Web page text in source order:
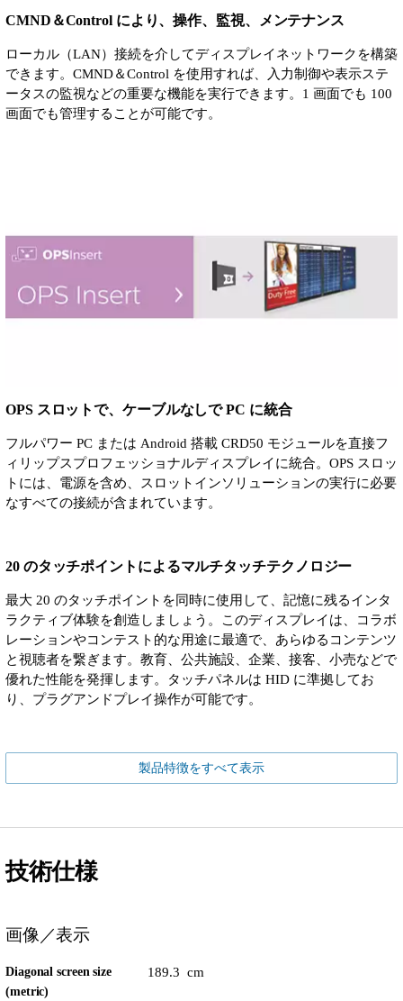
CMND＆Control により、操作、監視、メンテナンス
ローカル（LAN）接続を介してディスプレイネットワークを構築
できます。CMND＆Control を使用すれば、入力制御や表示ステ
ータスの監視などの重要な機能を実行できます。1 画面でも 100
画面でも管理することが可能です。
OPS スロットで、ケーブルなしで PC に統合
フルパワー PC または Android 搭載 CRD50 モジュールを直接フ
ィリップスプロフェッショナルディスプレイに統合。OPS スロッ
トには、電源を含め、スロットインソリューションの実行に必要
なすべての接続が含まれています。
20 のタッチポイントによるマルチタッチテクノロジー
最大 20 のタッチポイントを同時に使用して、記憶に残るインタ
ラクティブ体験を創造しましょう。このディスプレイは、コラボ
レーションやコンテスト的な用途に最適で、あらゆるコンテンツ
と視聴者を繋ぎます。教育、公共施設、企業、接客、小売などで
優れた性能を発揮します。タッチパネルは HID に準拠してお
り、プラグアンドプレイ操作が可能です。
製品特徴をすべて表示
技術仕様
画像／表示
Diagonal screen size
(metric)
189.3 cm